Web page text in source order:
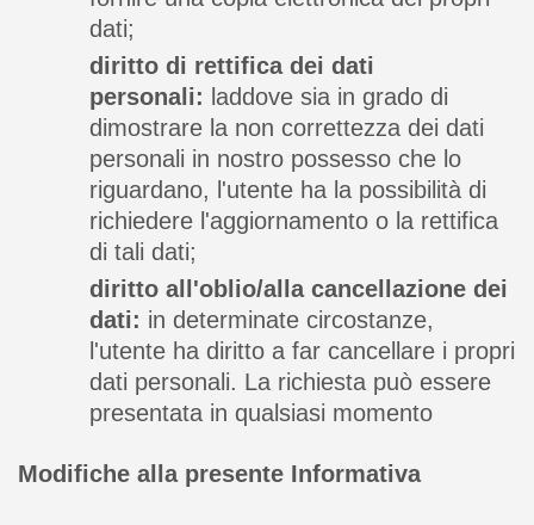
dati;
diritto di rettifica dei dati
personali: laddove sia in grado di
dimostrare la non correttezza dei dati
personali in nostro possesso che lo
riguardano, l'utente ha la possibilità di
richiedere l'aggiornamento o la rettifica
di tali dati;
diritto all'oblio/alla cancellazione dei
dati: in determinate circostanze,
l'utente ha diritto a far cancellare i propri
dati personali. La richiesta può essere
presentata in qualsiasi momento
Modifiche alla presente Informativa